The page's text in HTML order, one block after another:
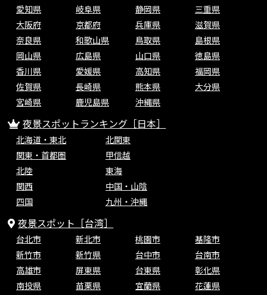
愛知県
岐阜県 静岡県
三重県
大阪府
京都府 兵庫県
滋賀県
奈良県
和歌山県 鳥取県
島根県
岡山県
広島県 山口県
徳島県
香川県
愛媛県 高知県
福岡県
佐賀県
長崎県 熊本県
大分県
宮崎県
鹿児島県 沖縄県
夜景スポットランキング［日本］
北海道・東北
北関東
関東・首都圏
甲信越
北陸
東海
関西
中国・山陰
四国
九州・沖縄
夜景スポット［台湾］
台北市 新北市 桃園市
基隆市
新竹市
新竹県 台中市
台南市
高雄市
屏東県 台東県
彰化県
南投県
苗栗県 宜蘭県
花蓮県